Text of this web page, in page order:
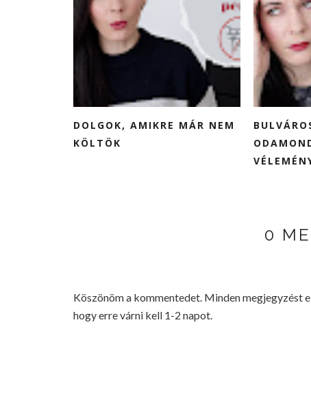
DOLGOK, AMIKRE MÁR NEM
KÖLTÖK
0
Köszönöm a kommentedet. Minden megjegyzést
hogy erre várni kell 1-2 napot.